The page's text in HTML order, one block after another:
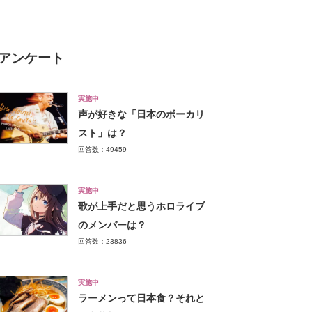
アンケート
実施中
声が好きな「日本のボーカリ
スト」は？
回答数：49459
実施中
歌が上手だと思うホロライブ
のメンバーは？
回答数：23836
実施中
ラーメンって日本食？それと